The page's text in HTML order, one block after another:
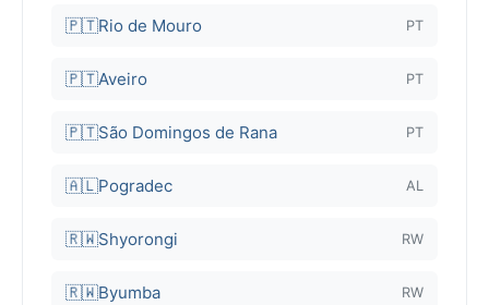
🇵🇹Rio de Mouro PT
🇵🇹Aveiro PT
🇵🇹São Domingos de Rana PT
🇦🇱Pogradec AL
🇷🇼Shyorongi RW
🇷🇼Byumba RW